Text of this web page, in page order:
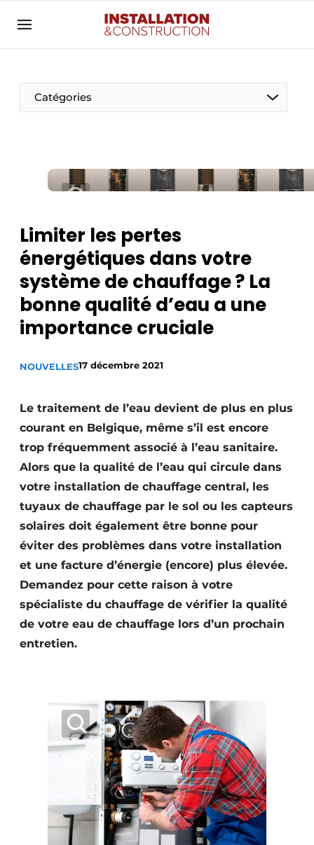
Contact
Contact direct
Entreprises Merci de votre inscription
S’inscrire
Meest gelezen
Newsletter
Podcasts
Privacy / Cookie statement
S’inscrire à l’événement
Video’s
Catégories
Électricité
Photovoltaïques
Smart homes
Limiter les pertes
énergétiques dans votre
système de chauffage ? La
bonne qualité d’eau a une
importance cruciale
NOUVELLES17 décembre 2021
Le traitement de l’eau devient de plus en plus
courant en Belgique, même s’il est encore
trop fréquemment associé à l’eau sanitaire.
Alors que la qualité de l’eau qui circule dans
votre installation de chauffage central, les
tuyaux de chauffage par le sol ou les capteurs
solaires doit également être bonne pour
éviter des problèmes dans votre installation
et une facture d’énergie (encore) plus élevée.
Demandez pour cette raison à votre
spécialiste du chauffage de vérifier la qualité
de votre eau de chauffage lors d’un prochain
entretien.